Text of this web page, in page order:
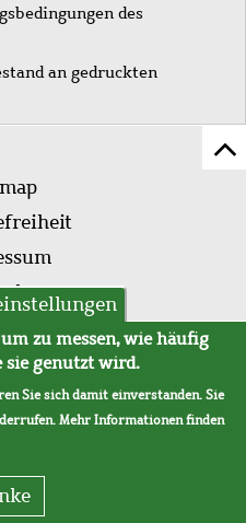
des
an gedruckten
zu messen, wie häufig
sie genutzt wird.
Sie sich damit einverstanden. Sie
Mehr Informationen finden